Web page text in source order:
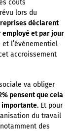
coûts
lors du
déclarent
employé et par jour
l’événementiel
accroissement
va obliger
pensent que cela
importante. Et pour
du travail
des